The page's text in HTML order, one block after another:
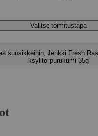
Valitse toimitustapa
suosikkeihin, Jenkki Fresh
ksylitolipurukumi 35g